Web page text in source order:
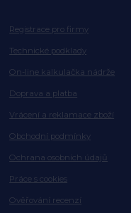
Registrace pro firmy
Technické podklady
On-line kalkulačka nádrže
Doprava a platba
Vrácení a reklamace zboží
Obchodní podmínky
Ochrana osobních údajů
Práce s cookies
Ověřování recenzí